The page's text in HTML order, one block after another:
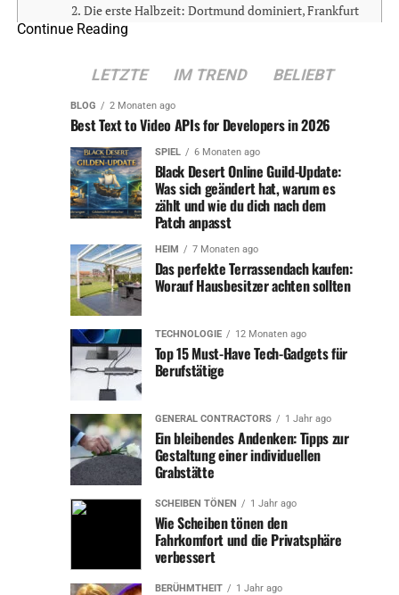
Die erste Halbzeit: Dortmund dominiert, Frankfurt
kontert gefährlich
ungenutzt
Schlüssel zum Erfolg
Die Auswirkungen auf die Saison: Ein wichtiger
erster Schritt für Dortmund
Fazit: Ein Spiel mit Signalwirkung
Der Hintergrund: Zwei Teams
mit Ambitionen
Die Partie zwischen Borussia Dortmund und Eintracht
Frankfurt war bereits im Vorfeld von großem Interesse
begleitet. Beide Mannschaften hatten in der letzten
Saison starke Leistungen gezeigt, wobei Dortmund sich
den zweiten Platz sicherte und Frankfurt in die obere
Tabellenhälfte vorstoßen konnte. Der Druck auf beide
Teams war groß: Dortmund wollte sich als ernsthafter
Titelanwärter präsentieren, während Frankfurt beweisen
wollte, dass sie auch in dieser Saison um die
internationalen Plätze mitspielen können.
Continue Reading
LETZTE IM TREND BELIEBT
BLOG 2 Monaten ago
Best Text to Video APIs for Developers in 2026
SPIEL 6 Monaten ago
Black Desert Online Guild-Update:
Was sich geändert hat, warum es
zählt und wie du dich nach dem
Patch anpasst
HEIM 7 Monaten ago
Das perfekte Terrassendach kaufen:
Worauf Hausbesitzer achten sollten
TECHNOLOGIE 12 Monaten ago
Top 15 Must-Have Tech-Gadgets für
Berufstätige
GENERAL CONTRACTORS 1 Jahr ago
Ein bleibendes Andenken: Tipps zur
Gestaltung einer individuellen
Grabstätte
SCHEIBEN TÖNEN 1 Jahr ago
Wie Scheiben tönen den
Fahrkomfort und die Privatsphäre
verbessert
BERÜHMTHEIT 1 Jahr ago